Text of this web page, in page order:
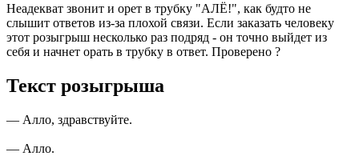
Неадекват звонит и орет в трубку "АЛЁ!", как будто не
слышит ответов из-за плохой связи. Если заказать человеку
этот розыгрыш несколько раз подряд - он точно выйдет из
себя и начнет орать в трубку в ответ. Проверено ?
Текст розыгрыша
— Алло, здравствуйте.
— Алло.